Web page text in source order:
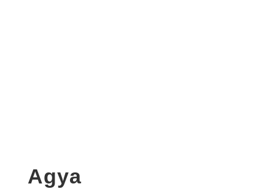
Agya